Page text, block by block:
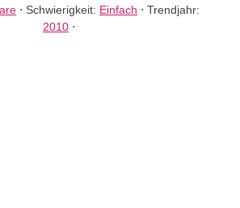
⋅ Schwierigkeit: Einfach ⋅ Trendjahr:
2010 ⋅